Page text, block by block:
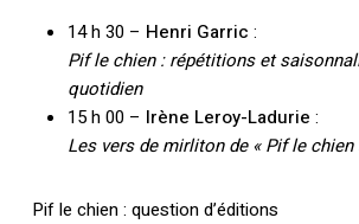
14 h 30 – Henri Garric :
Pif le chien : répétitions et
quotidien
15 h 00 – Irène Leroy-Ladurie :
Les vers de mirliton de « Pif le chien
Pif le chien : question d’éditions